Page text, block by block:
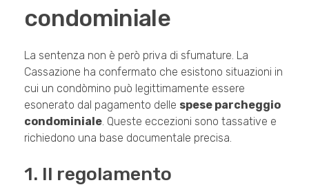
condominiale
La sentenza non è però priva di sfumature. La
Cassazione ha confermato che esistono situazioni in
cui un condòmino può legittimamente essere
esonerato dal pagamento delle spese parcheggio
condominiale . Queste eccezioni sono tassative e
richiedono una base documentale precisa.
1. Il regolamento